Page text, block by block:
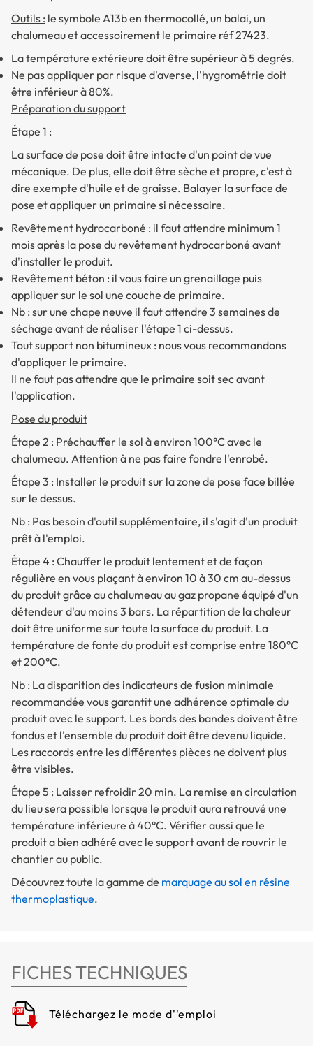
Outils : le symbole A13b en thermocollé, un balai, un
chalumeau et accessoirement le primaire réf 27423.
La température extérieure doit être supérieur à 5 degrés.
Ne pas appliquer par risque d'averse, l'hygrométrie doit
être inférieur à 80%.
Préparation du support
Étape 1 :
La surface de pose doit être intacte d'un point de vue
mécanique. De plus, elle doit être sèche et propre, c'est à
dire exempte d'huile et de graisse. Balayer la surface de
pose et appliquer un primaire si nécessaire.
Revêtement hydrocarboné : il faut attendre minimum 1
mois après la pose du revêtement hydrocarboné avant
d'installer le produit.
Revêtement béton : il vous faire un grenaillage puis
appliquer sur le sol une couche de primaire.
Nb : sur une chape neuve il faut attendre 3 semaines de
séchage avant de réaliser l'étape 1 ci-dessus.
Tout support non bitumineux : nous vous recommandons
d'appliquer le primaire.
Il ne faut pas attendre que le primaire soit sec avant
l'application.
Pose du produit
Étape 2 : Préchauffer le sol à environ 100°C avec le
chalumeau. Attention à ne pas faire fondre l'enrobé.
Étape 3 : Installer le produit sur la zone de pose face billée
sur le dessus.
Nb : Pas besoin d'outil supplémentaire, il s'agit d'un produit
prêt à l'emploi.
Étape 4 : Chauffer le produit lentement et de façon
régulière en vous plaçant à environ 10 à 30 cm au-dessus
du produit grâce au chalumeau au gaz propane équipé d'un
détendeur d'au moins 3 bars. La répartition de la chaleur
doit être uniforme sur toute la surface du produit. La
température de fonte du produit est comprise entre 180°C
et 200°C.
Nb : La disparition des indicateurs de fusion minimale
recommandée vous garantit une adhérence optimale du
produit avec le support. Les bords des bandes doivent être
fondus et l'ensemble du produit doit être devenu liquide.
Les raccords entre les différentes pièces ne doivent plus
être visibles.
Étape 5 : Laisser refroidir 20 min. La remise en circulation
du lieu sera possible lorsque le produit aura retrouvé une
température inférieure à 40°C. Vérifier aussi que le
produit a bien adhéré avec le support avant de rouvrir le
chantier au public.
Découvrez toute la gamme de marquage au sol en résine
thermoplastique.
FICHES TECHNIQUES
Téléchargez le mode d''emploi